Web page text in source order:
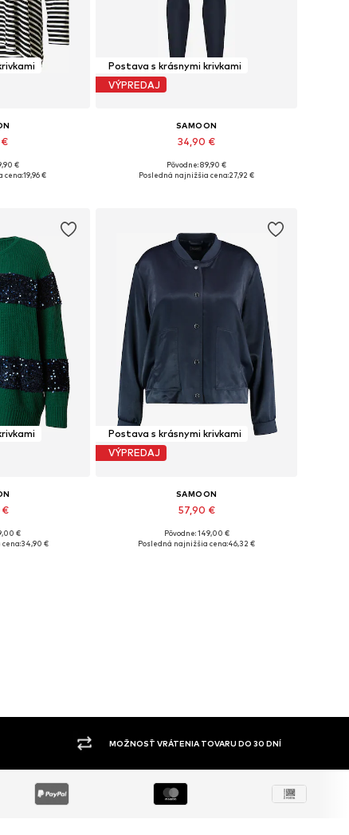
€
XL
€
cena:19,96 €
Postava s krásnymi krivkami
VÝPREDAJ
SAMOON
34,90 €
Dostupné veľkosti: 8XL
Pôvodne: 89,90 €
Posledná najnižšia cena:27,92 €
€
5XL
€
34,90 €
Postava s krásnymi krivkami
VÝPREDAJ
SAMOON
57,90 €
Dostupné veľkosti: M-L
Pôvodne: 149,00 €
Posledná najnižšia cena:46,32 €
ŠIROKÝ SORTIMENT